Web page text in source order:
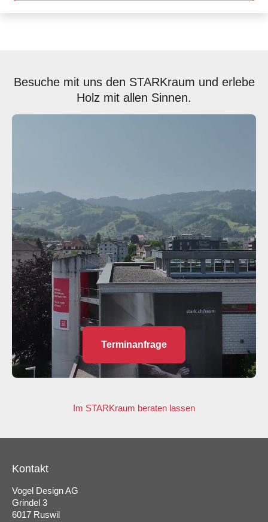
Besuche mit uns den STARKraum und erlebe
Holz mit allen Sinnen.
Terminanfrage
Im STARKraum beraten lassen
Kontakt
Vogel Design AG
Grindel 3
6017 Ruswil